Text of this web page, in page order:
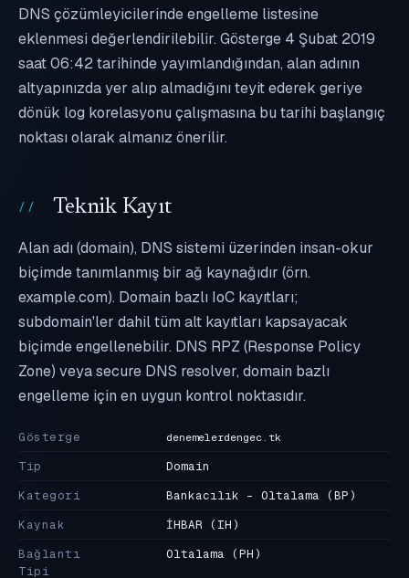
DNS çözümleyicilerinde engelleme listesine
eklenmesi değerlendirilebilir. Gösterge 4 Şubat 2019
saat 06:42 tarihinde yayımlandığından, alan adının
altyapınızda yer alıp almadığını teyit ederek geriye
dönük log korelasyonu çalışmasına bu tarihi başlangıç
noktası olarak almanız önerilir.
Teknik Kayıt
Alan adı (domain), DNS sistemi üzerinden insan-okur
biçimde tanımlanmış bir ağ kaynağıdır (örn.
example.com). Domain bazlı IoC kayıtları;
subdomain'ler dahil tüm alt kayıtları kapsayacak
biçimde engellenebilir. DNS RPZ (Response Policy
Zone) veya secure DNS resolver, domain bazlı
engelleme için en uygun kontrol noktasıdır.
Gösterge denemelerdengec.tk
Tip
Domain
Kategori
Bankacılık - Oltalama (BP)
Kaynak
İHBAR (IH)
Bağlantı
Tipi
Oltalama (PH)